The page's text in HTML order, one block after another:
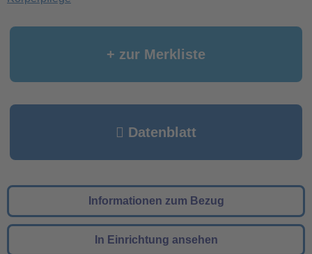
+ zur Merkliste
Datenblatt
Informationen zum Bezug
In Einrichtung ansehen